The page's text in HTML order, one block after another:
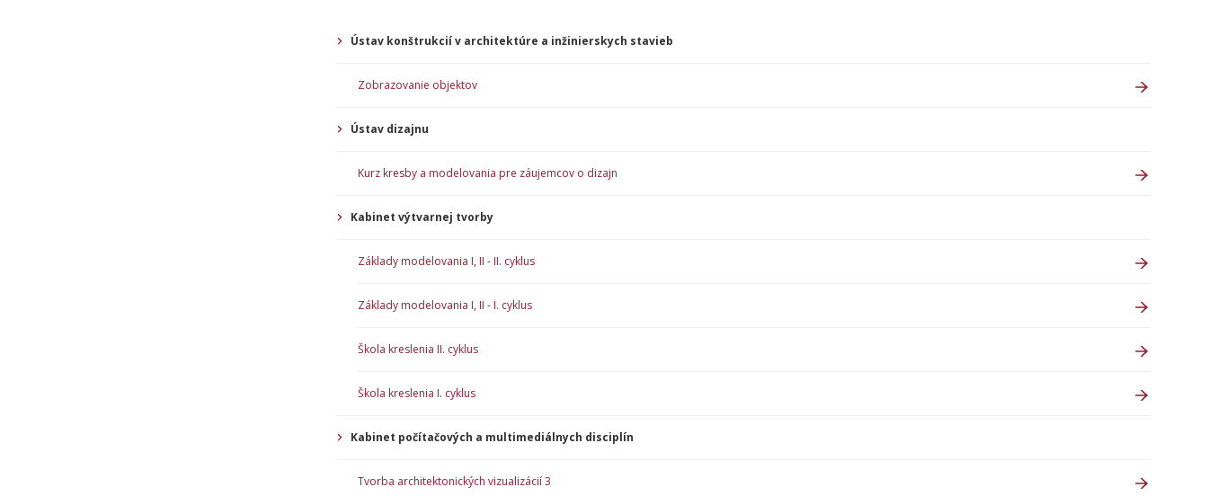
Ústav konštrukcií v architektúre a inžinierskych stavieb
Zobrazovanie objektov
Ústav dizajnu
Kurz kresby a modelovania pre záujemcov o dizajn
Kabinet výtvarnej tvorby
Základy modelovania I, II - II. cyklus
Základy modelovania I, II - I. cyklus
Škola kreslenia II. cyklus
Škola kreslenia I. cyklus
Kabinet počítačových a multimediálnych disciplín
Tvorba architektonických vizualizácií 3